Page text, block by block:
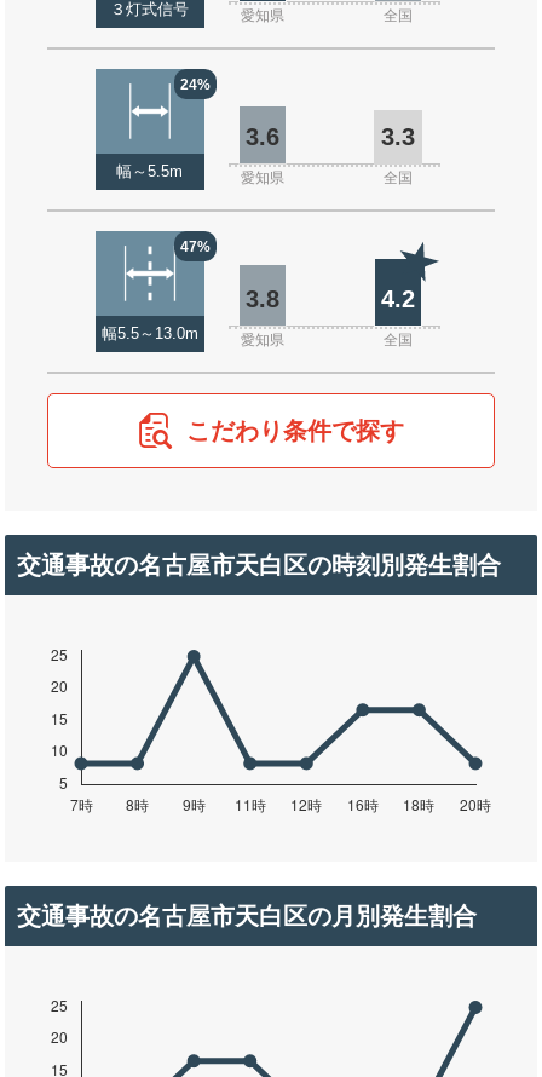
３灯式信号 愛知県 全国
24%
幅～5.5m
3.6 3.3
愛知県 全国
47%
幅5.5～13.0m
3.8 4.2
愛知県 全国
こだわり条件で探す
交通事故の名古屋市天白区の時刻別発生割合
交通事故の名古屋市天白区の月別発生割合